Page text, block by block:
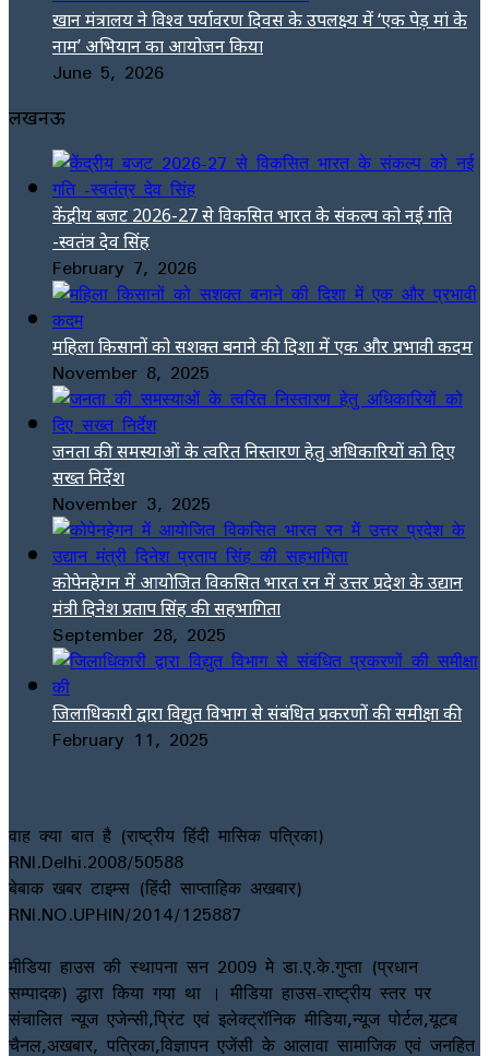
खान मंत्रालय ने विश्व पर्यावरण दिवस के उपलक्ष्य में ‘एक पेड़ मां के
नाम’ अभियान का आयोजन किया
June 5, 2026
लखनऊ
केंद्रीय बजट 2026-27 से विकसित भारत के संकल्प को नई गति
-स्वतंत्र देव सिंह
February 7, 2026
महिला किसानों को सशक्त बनाने की दिशा में एक और प्रभावी कदम
November 8, 2025
जनता की समस्याओं के त्वरित निस्तारण हेतु अधिकारियों को दिए
सख्त निर्देश
November 3, 2025
कोपेनहेगन में आयोजित विकसित भारत रन में उत्तर प्रदेश के उद्यान
मंत्री दिनेश प्रताप सिंह की सहभागिता
September 28, 2025
जिलाधिकारी द्वारा विद्युत विभाग से संबंधित प्रकरणों की समीक्षा की
February 11, 2025
वाह क्या बात है (राष्ट्रीय हिंदी मासिक पत्रिका)
RNI.Delhi.2008/50588
बेबाक खबर टाइम्स (हिंदी साप्ताहिक अखबार)
RNI.NO.UPHIN/2014/125887
मीडिया हाउस की स्थापना सन 2009 मे डा.ए.के.गुप्ता (प्रधान
सम्पादक) द्धारा किया गया था । मीडिया हाउस-राष्ट्रीय स्तर पर
संचालित न्यूज एजेन्सी,प्रिंट एवं इलेक्ट्रॉनिक मीडिया,न्यूज पोर्टल,यूटब
चैनल,अखबार, पत्रिका,विज्ञापन एजेंसी के आलावा सामाजिक एवं जनहित